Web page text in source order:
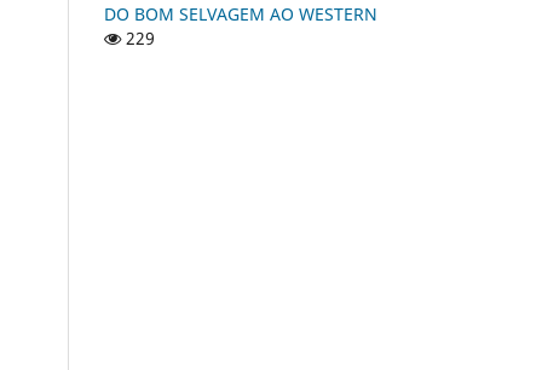
DO BOM SELVAGEM AO WESTERN
229